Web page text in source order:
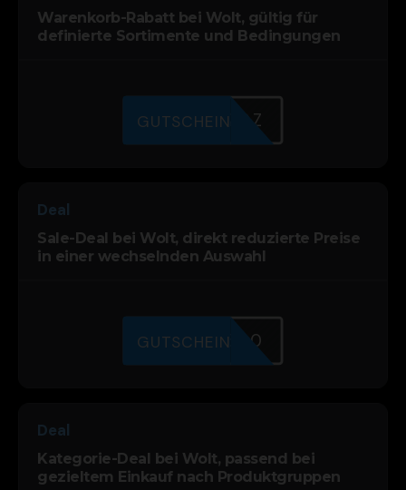
Warenkorb-Rabatt bei Wolt, gültig für
definierte Sortimente und Bedingungen
CDAZ9QQ0Z
GUTSCHEIN
Deal
Sale-Deal bei Wolt, direkt reduzierte Preise
in einer wechselnden Auswahl
SWZ5LV500
GUTSCHEIN
Deal
Kategorie-Deal bei Wolt, passend bei
gezieltem Einkauf nach Produktgruppen